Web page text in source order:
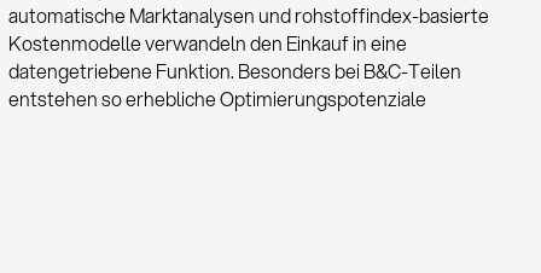
automatische Marktanalysen und rohstoffindex-basierte
Kostenmodelle verwandeln den Einkauf in eine
datengetriebene Funktion. Besonders bei B&C-Teilen
entstehen so erhebliche Optimierungspotenziale